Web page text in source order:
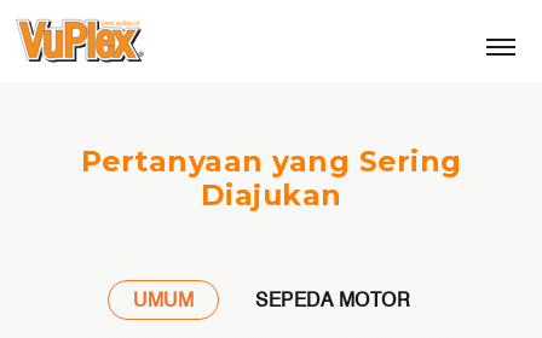
Pertanyaan yang Sering
Diajukan
UMUM SEPEDA MOTOR